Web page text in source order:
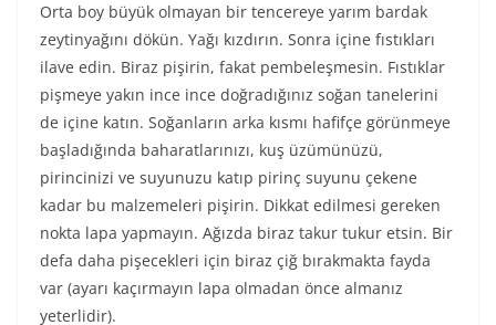
Orta boy büyük olmayan bir tencereye yarım bardak
zeytinyağını dökün. Yağı kızdırın. Sonra içine fıstıkları
ilave edin. Biraz pişirin, fakat pembeleşmesin. Fıstıklar
pişmeye yakın ince ince doğradığınız soğan tanelerini
de içine katın. Soğanların arka kısmı hafifçe görünmeye
başladığında baharatlarınızı, kuş üzümünüzü,
pirincinizi ve suyunuzu katıp pirinç suyunu çekene
kadar bu malzemeleri pişirin. Dikkat edilmesi gereken
nokta lapa yapmayın. Ağızda biraz takur tukur etsin. Bir
defa daha pişecekleri için biraz çiğ bırakmakta fayda
var (ayarı kaçırmayın lapa olmadan önce almanız
yeterlidir).